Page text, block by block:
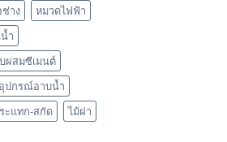
าง
หมวดไฟฟ้า
ำ
ผสมซีเมนต์
อุปกรณ์อาบน้ำ
ะแทก-สกัด
ไม้ฝา